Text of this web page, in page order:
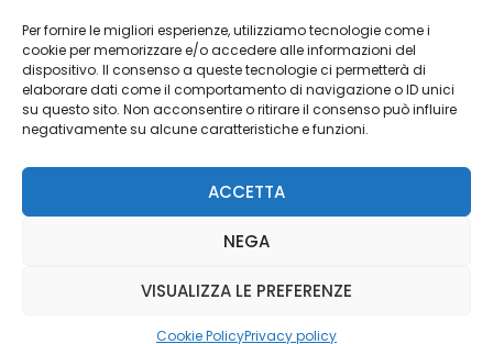
Per fornire le migliori esperienze, utilizziamo tecnologie come i
cookie per memorizzare e/o accedere alle informazioni del
dispositivo. Il consenso a queste tecnologie ci permetterà di
elaborare dati come il comportamento di navigazione o ID unici
su questo sito. Non acconsentire o ritirare il consenso può influire
negativamente su alcune caratteristiche e funzioni.
ACCETTA
NEGA
VISUALIZZA LE PREFERENZE
Cookie PolicyPrivacy policy
Cookie Policy
Risorse Aggiuntive